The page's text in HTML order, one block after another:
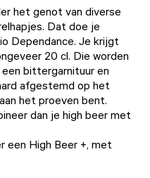
het genot van diverse
Dat doe je
Dependance. Je krijgt
20 cl. Die worden
bittergarnituur en
afgestemd op het
het proeven bent.
dan je high beer met
een High Beer +, met